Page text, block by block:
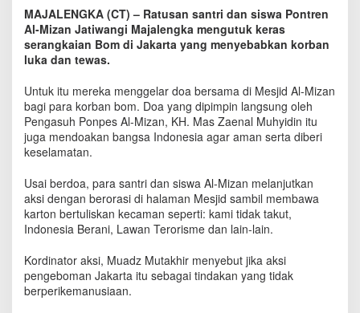
M
z
a
u
t
u
k
m
J
a
k
a
MAJALENGKA (CT) – Ratusan santri dan siswa Pontren
Al-Mizan Jatiwangi Majalengka mengutuk keras
serangkaian Bom di Jakarta yang menyebabkan korban
luka dan tewas.
Untuk itu mereka menggelar doa bersama di Mesjid Al-Mizan
bagi para korban bom. Doa yang dipimpin langsung oleh
Pengasuh Ponpes Al-Mizan, KH. Mas Zaenal Muhyidin itu
juga mendoakan bangsa Indonesia agar aman serta diberi
keselamatan.
Usai berdoa, para santri dan siswa Al-Mizan melanjutkan
aksi dengan berorasi di halaman Mesjid sambil membawa
karton bertuliskan kecaman seperti: kami tidak takut,
Indonesia Berani, Lawan Terorisme dan lain-lain.
Kordinator aksi, Muadz Mutakhir menyebut jika aksi
pengeboman Jakarta itu sebagai tindakan yang tidak
berperikemanusiaan.